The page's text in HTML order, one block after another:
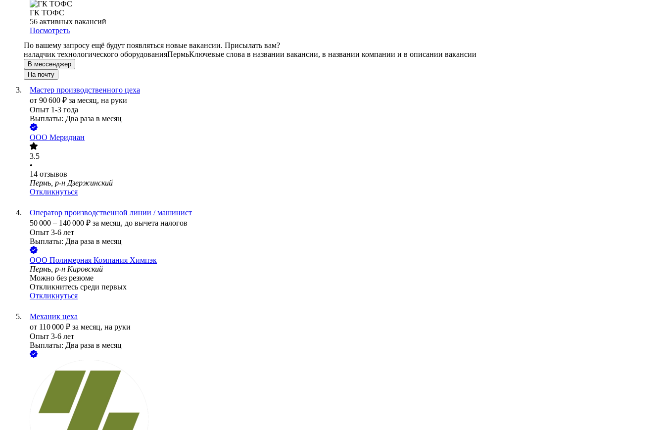
ГК ТОФС
56 активных вакансий
Посмотреть
По вашему запросу ещё будут появляться новые вакансии. Присылать вам?
наладчик технологического оборудованияПермьКлючевые слова в названии вакансии, в названии компании и в описании вакансии
В мессенджер
На почту
Мастер производственного цеха
от 90 600 ₽ за месяц, на руки
Опыт 1-3 года
Выплаты: Два раза в месяц
ООО Меридиан
3.5
•
14 отзывов
Пермь, р-н Дзержинский
Откликнуться
Оператор производственной линии / машинист
50 000 – 140 000 ₽ за месяц, до вычета налогов
Опыт 3-6 лет
Выплаты: Два раза в месяц
ООО Полимерная Компания Химпэк
Пермь, р-н Кировский
Можно без резюме
Откликнитесь среди первых
Откликнуться
Механик цеха
от 110 000 ₽ за месяц, на руки
Опыт 3-6 лет
Выплаты: Два раза в месяц